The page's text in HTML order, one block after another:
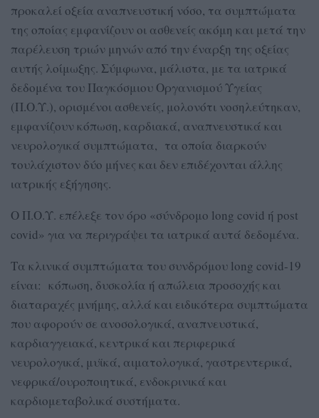
προκαλεί οξεία αναπνευστική νόσο, τα συμπτώματα
της οποίας εμφανίζουν οι ασθενείς ακόμη και μετά την
παρέλευση τριών μηνών από την έναρξη της οξείας
αυτής λοίμωξης. Σύμφωνα, μάλιστα, με τα ιατρικά
δεδομένα του Παγκόσμιου Οργανισμού Υγείας
(Π.Ο.Υ.), ορισμένοι ασθενείς, μολονότι νοσηλεύτηκαν,
εμφανίζουν κόπωση, καρδιακά, αναπνευστικά και
νευρολογικά συμπτώματα, τα οποία διαρκούν
τουλάχιστον δύο μήνες και δεν επιδέχονται άλλης
ιατρικής εξήγησης.
Ο Π.Ο.Υ. επέλεξε τον όρο «σύνδρομο long covid ή post
covid» για να περιγράψει τα ιατρικά αυτά δεδομένα.
Τα κλινικά συμπτώματα του συνδρόμου long covid-19
είναι: κόπωση, δυσκολία ή απώλεια προσοχής και
διαταραχές μνήμης, αλλά και ειδικότερα συμπτώματα
που αφορούν σε ανοσολογικά, αναπνευστικά,
καρδιαγγειακά, κεντρικά και περιφερικά
νευρολογικά, μυϊκά, αιματολογικά, γαστρεντερικά,
νεφρικά/ουροποιητικά, ενδοκρινικά και
καρδιομεταβολικά συστήματα.